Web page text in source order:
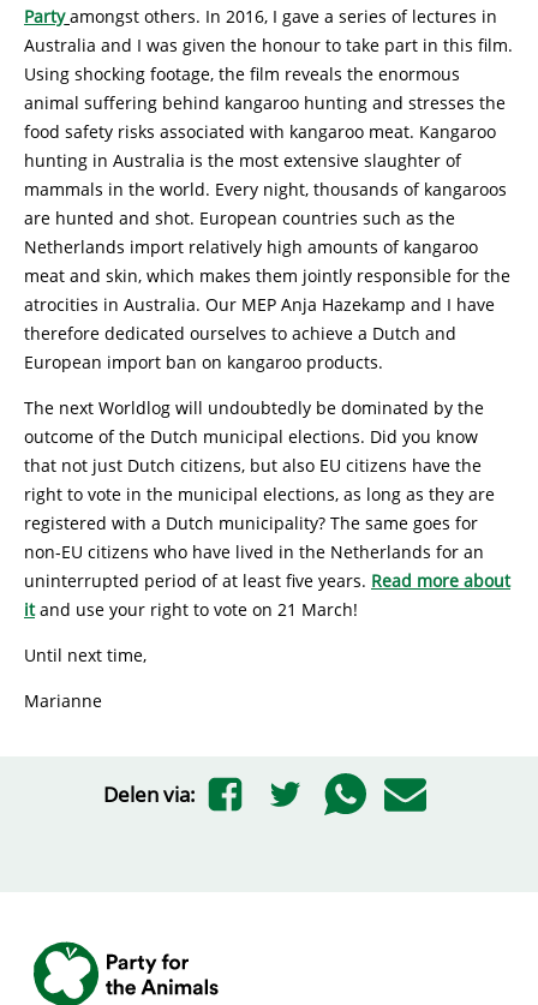
Party amongst others. In 2016, I gave a series of lectures in
Australia and I was given the honour to take part in this film.
Using shocking footage, the film reveals the enormous
animal suffering behind kangaroo hunting and stresses the
food safety risks associated with kangaroo meat. Kangaroo
hunting in Australia is the most extensive slaughter of
mammals in the world. Every night, thousands of kangaroos
are hunted and shot. European countries such as the
Netherlands import relatively high amounts of kangaroo
meat and skin, which makes them jointly responsible for the
atrocities in Australia. Our MEP Anja Hazekamp and I have
therefore dedicated ourselves to achieve a Dutch and
European import ban on kangaroo products.
The next Worldlog will undoubtedly be dominated by the
outcome of the Dutch municipal elections. Did you know
that not just Dutch citizens, but also EU citizens have the
right to vote in the municipal elections, as long as they are
registered with a Dutch municipality? The same goes for
non-EU citizens who have lived in the Netherlands for an
uninterrupted period of at least five years. Read more about
itand use your right to vote on 21 March!
Until next time,
Marianne
Delen via: